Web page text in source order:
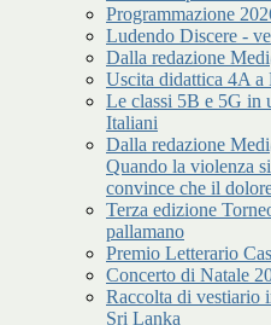
Programmazione
Ludendo Discere -
Dalla redazione
Uscita didattica 4A a
Le classi 5B e 5G in
Italiani
Dalla redazione
Quando la violenza
convince che il
Terza edizione
pallamano
Premio Letterario
Concerto di Natale
Raccolta di vestiario
Sri Lanka